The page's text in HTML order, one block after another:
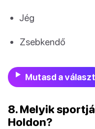
Jég
Zsebkendő
Mutasd a választ
8. Melyik
Holdon?